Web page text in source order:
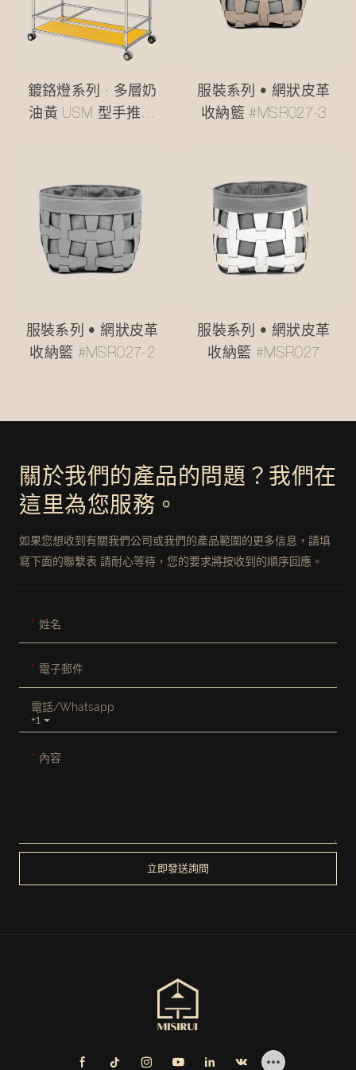
鍍鉻燈系列 · 多層奶
油黃 USM 型手推車
服裝系列 • 網狀皮革
收納籃 #MSR027-3
服裝系列 • 網狀皮革
收納籃 #MSR027-2
服裝系列 • 網狀皮革
收納籃 #MSR027
關於我們的產品的問題？我們在
這里為您服務。
如果您想收到有關我們公司或我們的產品範圍的更多信息，請填
寫下面的聯繫表 請耐心等待，您的要求將按收到的順序回應。
姓名
電子郵件
+1
電話/whatsapp
內容
立即發送詢問